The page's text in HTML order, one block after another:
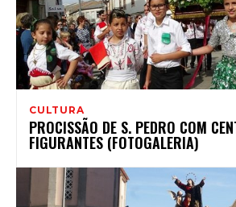
CULTURA
PROCISSÃO DE S. PEDRO COM
FIGURANTES (FOTOGALERIA)